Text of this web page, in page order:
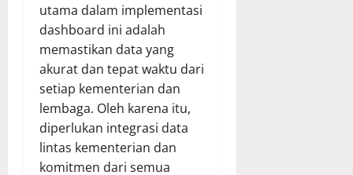
utama dalam implementasi
dashboard ini adalah
memastikan data yang
akurat dan tepat waktu dari
setiap kementerian dan
lembaga. Oleh karena itu,
diperlukan integrasi data
lintas kementerian dan
komitmen dari semua